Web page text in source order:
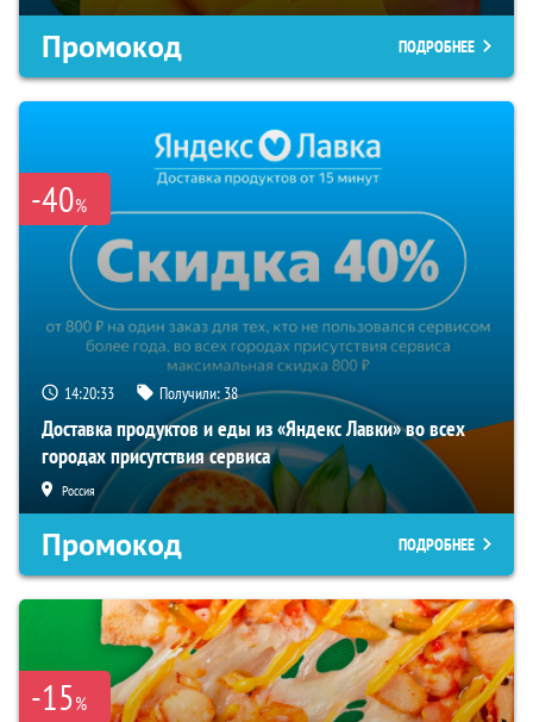
Промокод ПОДРОБНЕЕ
-40%
14:20:32 Получили:38
Доставка продуктов и еды из «Яндекс Лавки» во всех
городах присутствия сервиса
Россия
Промокод ПОДРОБНЕЕ
-15%